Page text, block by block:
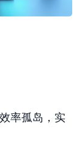
率孤岛，实